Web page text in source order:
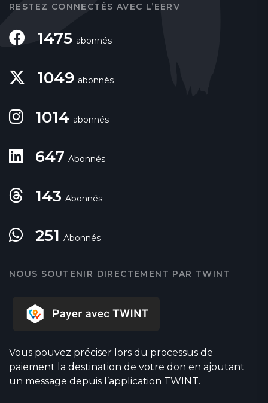
RESTEZ CONNECTÉS AVEC L’EERV
1475 abonnés
1049 abonnés
1014 abonnés
647 Abonnés
143 Abonnés
251 Abonnés
NOUS SOUTENIR DIRECTEMENT PAR TWINT
Vous pouvez préciser lors du processus de
paiement la destination de votre don en ajoutant
un message depuis l’application TWINT.